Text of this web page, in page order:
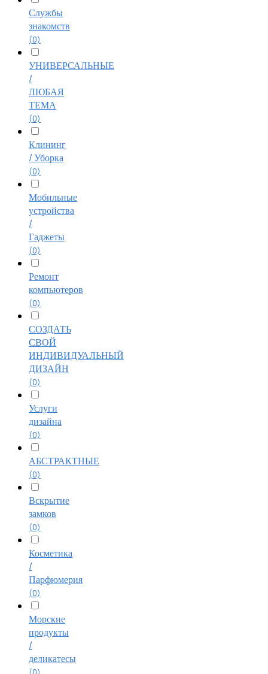
Службы
знакомств
(0)
УНИВЕРСАЛЬНЫЕ
/
ЛЮБАЯ
ТЕМА
(0)
Клининг
/ Уборка
(0)
Мобильные
устройства
/
Гаджеты
(0)
Ремонт
компьютеров
(0)
СОЗДАТЬ
СВОЙ
ИНДИВИДУАЛЬНЫЙ
ДИЗАЙН
(0)
Услуги
дизайна
(0)
АБСТРАКТНЫЕ
(0)
Вскрытие
замков
(0)
Косметика
/
Парфюмерия
(0)
Морские
продукты
/
деликатесы